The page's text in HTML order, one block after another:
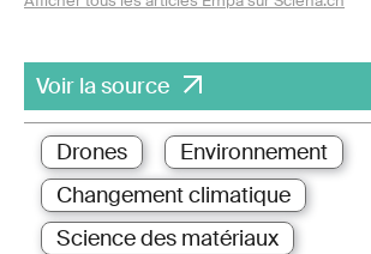
Voir la source
Drones
Environnement
Changement climatique
Science des matériaux